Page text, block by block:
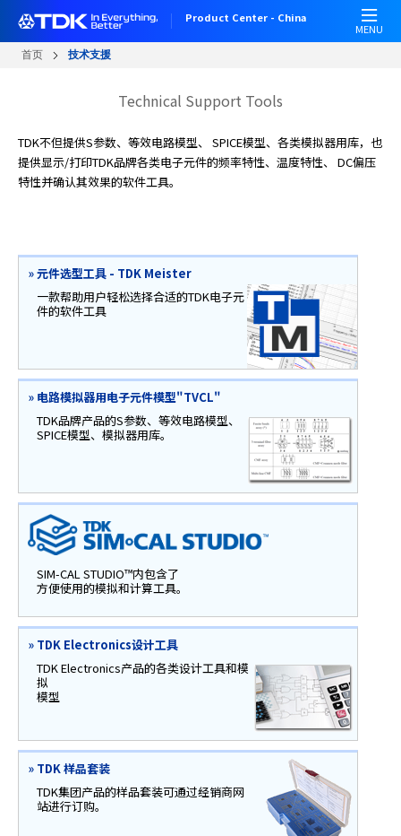
Product Center - China
MENU
首页 技术支援
Technical Support Tools
TDK不但提供S参数、等效电路模型、 SPICE模型、各类模拟器用库，也
提供显示/打印TDK品牌各类电子元件的频率特性、温度特性、 DC偏压
特性并确认其效果的软件工具。
»元件选型工具 - TDK Meister
一款帮助用户轻松选择合适的TDK电子元
件的软件工具
» 电路模拟器用电子元件模型"TVCL"
TDK品牌产品的S参数、等效电路模型、
SPICE模型、模拟器用库。
SIM-CAL STUDIO™内包含了
方便使用的模拟和计算工具。
» TDK Electronics设计工具
TDK Electronics产品的各类设计工具和模
拟
模型
» TDK 样品套装
TDK集团产品的样品套装可通过经销商网
站进行订购。